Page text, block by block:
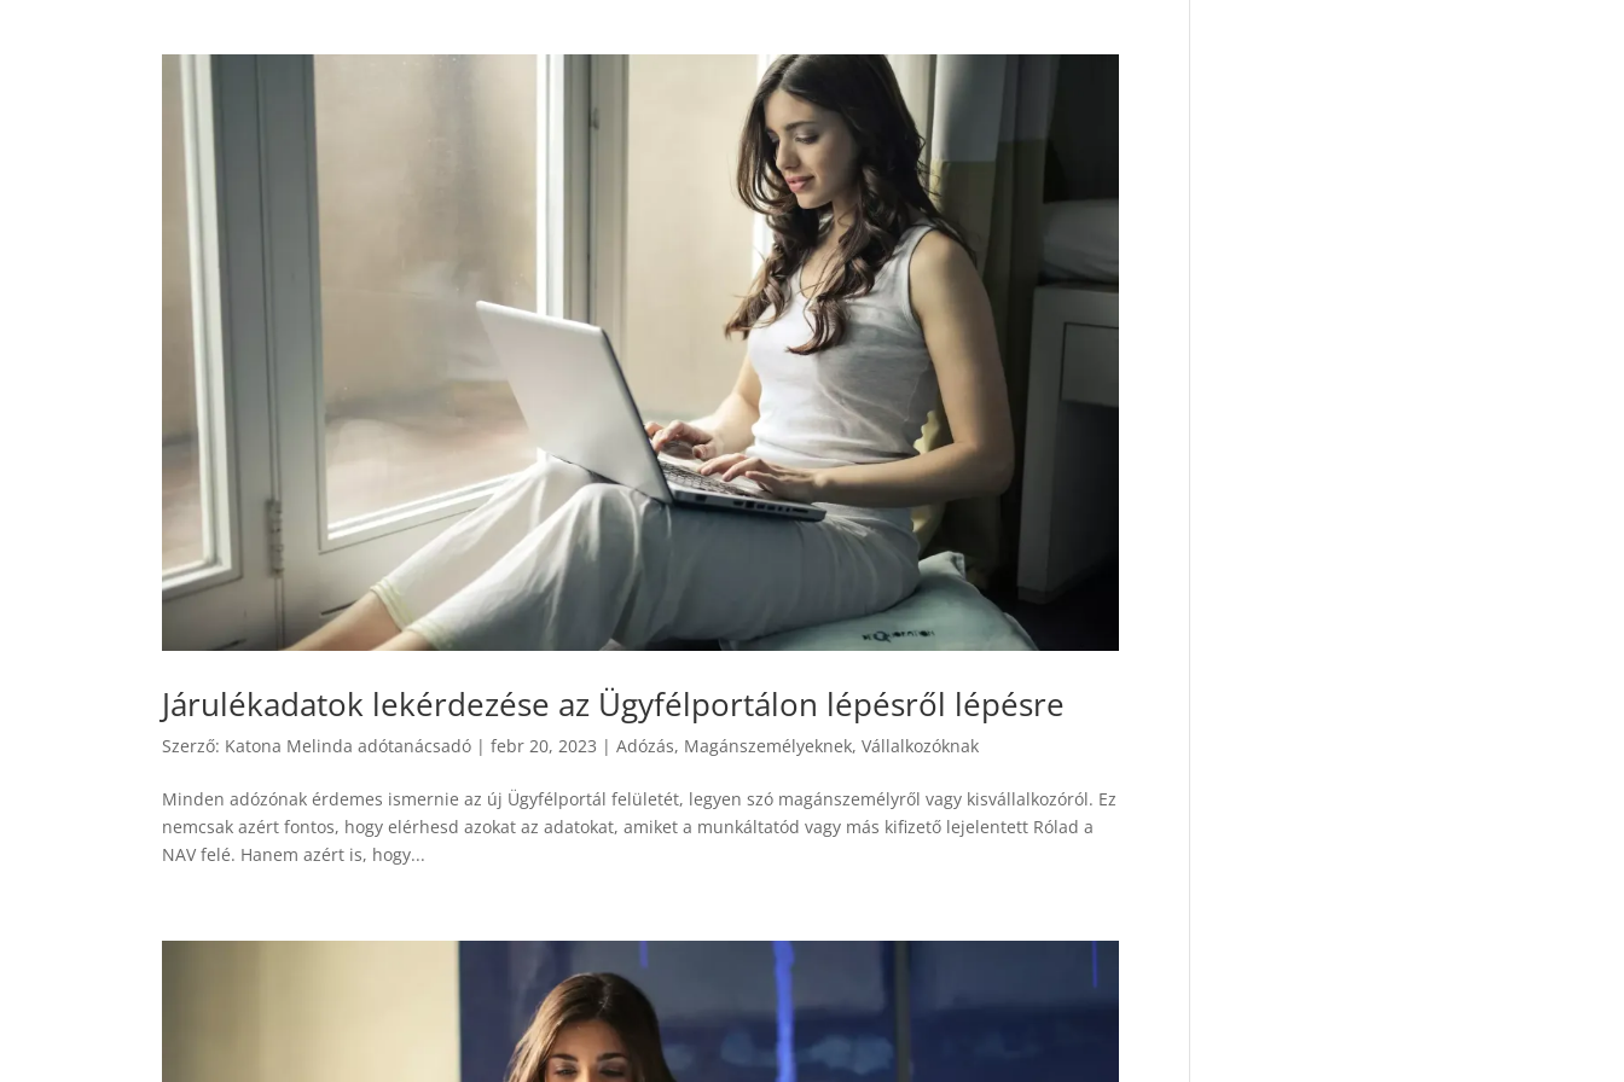
Járulékadatok lekérdezése az Ügyfélportálon lépésről lépésre
Szerző: Katona Melinda adótanácsadó |febr 20, 2023 |Adózás, Magánszemélyeknek,Vállalkozóknak
Minden adózónak érdemes ismernie az új Ügyfélportál felületét, legyen szó magánszemélyről vagy kisvállalkozóról. Ez
nemcsak azért fontos, hogy elérhesd azokat az adatokat, amiket a munkáltatód vagy más kifizető lejelentett Rólad a
NAV felé. Hanem azért is, hogy...